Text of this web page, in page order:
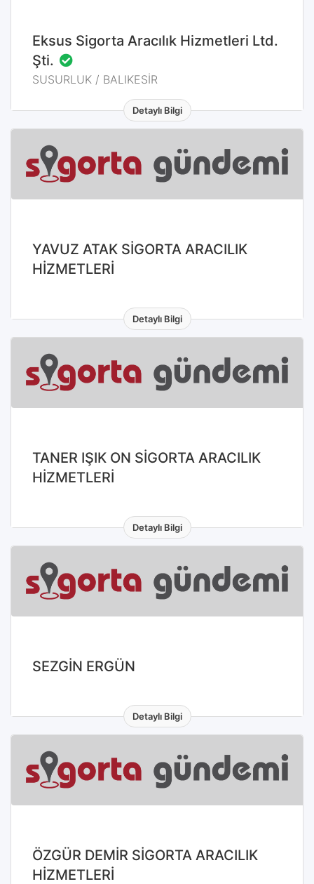
Detaylı Bilgi
Eksus Sigorta Aracılık Hizmetleri Ltd.
Şti.
SUSURLUK / BALIKESİR
Detaylı Bilgi
YAVUZ ATAK SİGORTA ARACILIK
HİZMETLERİ
Detaylı Bilgi
TANER IŞIK ON SİGORTA ARACILIK
HİZMETLERİ
Detaylı Bilgi
SEZGİN ERGÜN
ÖZGÜR DEMİR SİGORTA ARACILIK
HİZMETLERİ